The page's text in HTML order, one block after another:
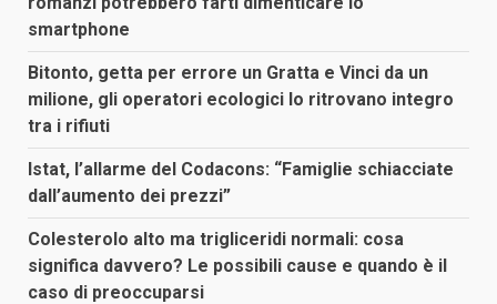
smartphone
Bitonto, getta per errore un Gratta e Vinci da un
milione, gli operatori ecologici lo ritrovano integro
tra i rifiuti
Istat, l’allarme del Codacons: “Famiglie schiacciate
dall’aumento dei prezzi”
Colesterolo alto ma trigliceridi normali: cosa
significa davvero? Le possibili cause e quando è il
caso di preoccuparsi